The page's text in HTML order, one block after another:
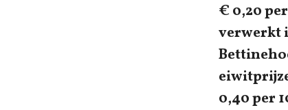
€ 0,20
verwerkt
0,40 per